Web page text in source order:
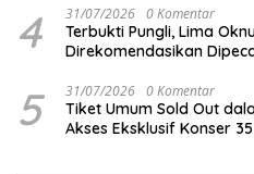
4 31/07/2026 0 Komentar
Terbukti Pungli, Lima
Direkomendasikan
5 31/07/2026 0 Komentar
Tiket Umum Sold Out
Akses Eksklusif Konser